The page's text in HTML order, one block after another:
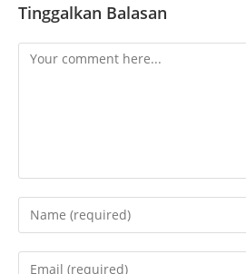
Tinggalkan Balasan